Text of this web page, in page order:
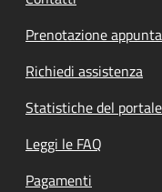
Prenotazione
Richiedi assistenza
Statistiche del portale
Leggi le FAQ
Pagamenti